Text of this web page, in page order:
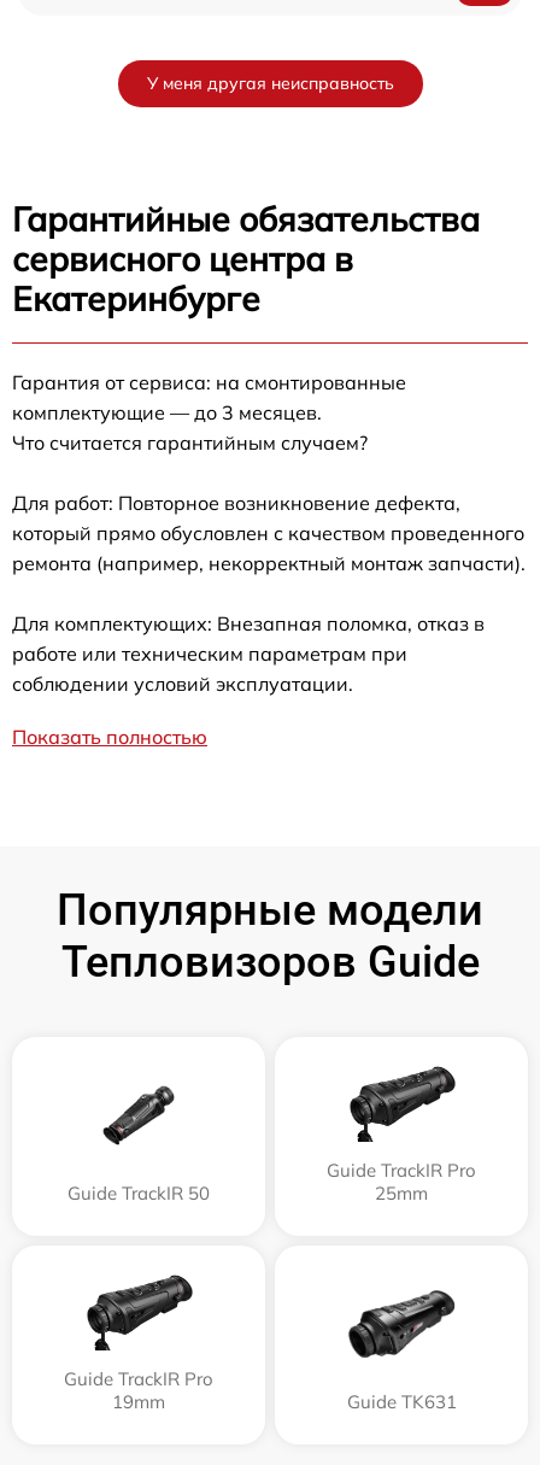
У меня другая неисправность
Гарантийные обязательства
сервисного центра в
Екатеринбурге
Гарантия от сервиса: на смонтированные
комплектующие — до 3 месяцев.
Что считается гарантийным случаем?
Для работ: Повторное возникновение дефекта,
который прямо обусловлен с качеством проведенного
ремонта (например, некорректный монтаж запчасти).
Для комплектующих: Внезапная поломка, отказ в
работе или техническим параметрам при
соблюдении условий эксплуатации.
Показать полностью
Популярные модели
Тепловизоров Guide
Guide TrackIR 50
Guide TrackIR Pro
25mm
Guide TrackIR Pro
19mm
Guide TK631